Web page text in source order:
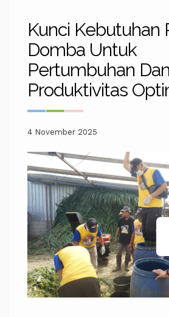
Kunci Kebutuhan
Domba Untuk
Pertumbuhan Dan
Produktivitas
4 November 2025